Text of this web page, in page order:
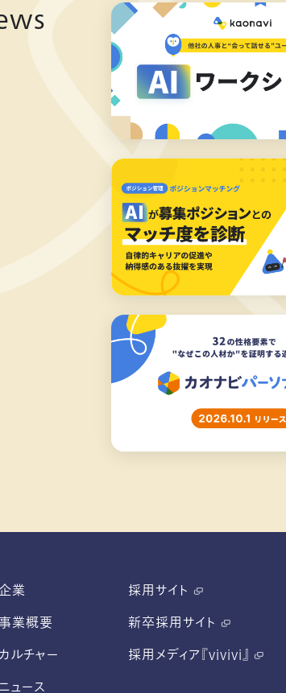
業
業概要
カルチャー
ュース
採用サイト
新卒採用サイト
採用メディア『vivivi』